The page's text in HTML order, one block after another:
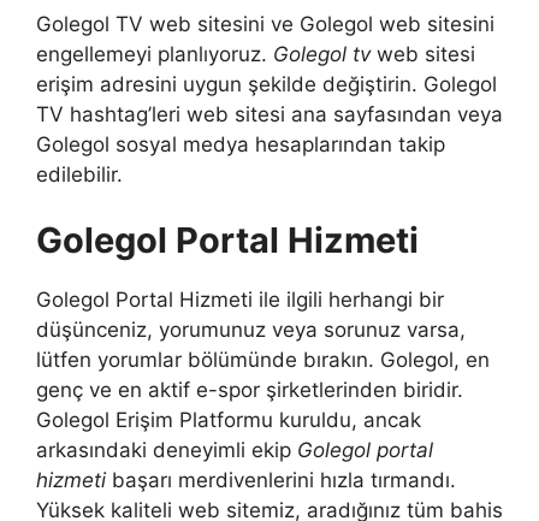
Golegol TV web sitesini ve Golegol web sitesini
engellemeyi planlıyoruz. Golegol tv web sitesi
erişim adresini uygun şekilde değiştirin. Golegol
TV hashtag’leri web sitesi ana sayfasından veya
Golegol sosyal medya hesaplarından takip
edilebilir.
Golegol Portal Hizmeti
Golegol Portal Hizmeti ile ilgili herhangi bir
düşünceniz, yorumunuz veya sorunuz varsa,
lütfen yorumlar bölümünde bırakın. Golegol, en
genç ve en aktif e-spor şirketlerinden biridir.
Golegol Erişim Platformu kuruldu, ancak
arkasındaki deneyimli ekip Golegol portal
hizmeti başarı merdivenlerini hızla tırmandı.
Yüksek kaliteli web sitemiz, aradığınız tüm bahis